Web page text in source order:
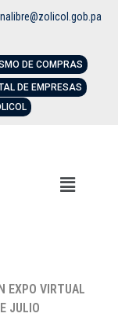
DE COMPRAS
DE EMPRESAS
EXPO VIRTUAL
JULIO